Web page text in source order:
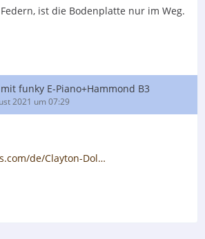
ist die Bodenplatte nur im Weg.
funky E-Piano+Hammond B3
2021 um 07:29
de/Clayton-Dol…